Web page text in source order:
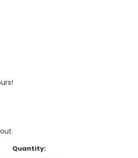
Quantity: